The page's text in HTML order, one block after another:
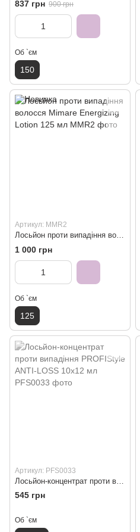
837 грн 900 грн
Об `єм
150
Артикул: MMR2
Лосьйон проти випадіння волосся Mimare Energizing Lotion 125 мл
1 000 грн
Об `єм
125
Артикул: PFS0033
545 грн
Об `єм